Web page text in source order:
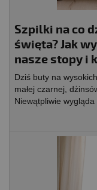
Szpilki na co
święta? Jak
nasze stopy i
Dziś buty na
małej czarnej,
Niewątpliwie wygląda